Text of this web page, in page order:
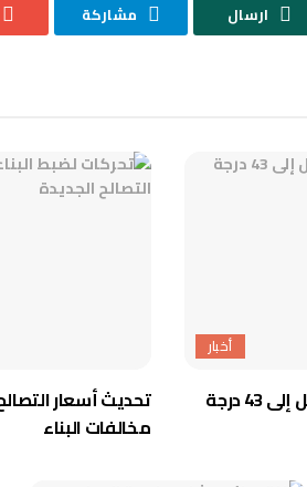
ارسال مشاركة
أخبار
طقس الجمعة 7 أغسطس 2026.. حرارة تصل إلى 43 درجة
تحديث أسعار
مخالفات البناء